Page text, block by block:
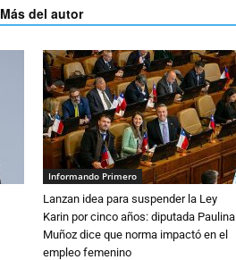
Más del autor
Informando Primero
Lanzan idea para suspender la Ley
Karin por cinco años: diputada Paulina
Muñoz dice que norma impactó en el
empleo femenino